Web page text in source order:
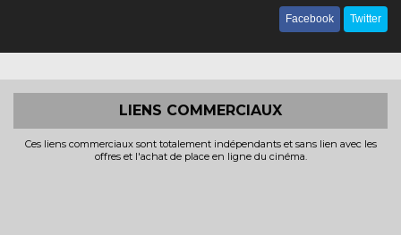
Facebook Twitter
LIENS COMMERCIAUX
Ces liens commerciaux sont totalement indépendants et sans lien avec les
offres et l'achat de place en ligne du cinéma.